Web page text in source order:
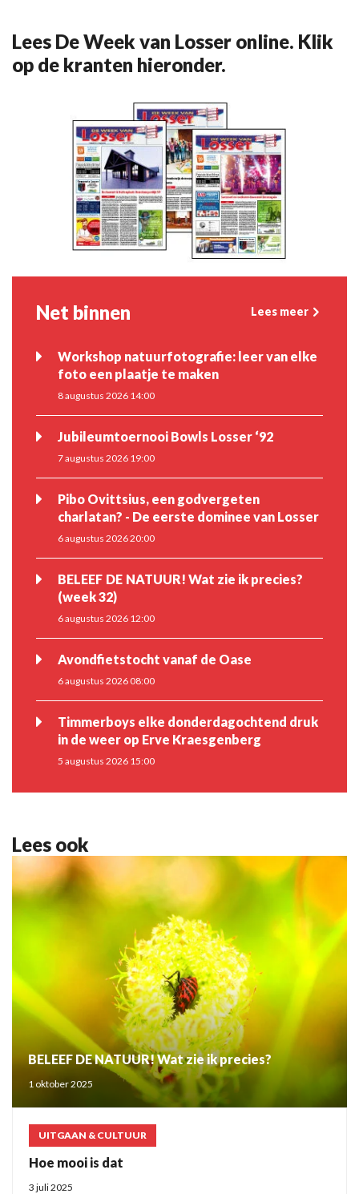
Lees De Week van Losser online. Klik
op de kranten hieronder.
Net binnen Lees meer
Workshop natuurfotografie: leer van elke
foto een plaatje te maken
8 augustus 2026 14:00
Jubileumtoernooi Bowls Losser ‘92
7 augustus 2026 19:00
Pibo Ovittsius, een godvergeten
charlatan? - De eerste dominee van Losser
6 augustus 2026 20:00
BELEEF DE NATUUR! Wat zie ik precies?
(week 32)
6 augustus 2026 12:00
Avondfietstocht vanaf de Oase
6 augustus 2026 08:00
Timmerboys elke donderdagochtend druk
in de weer op Erve Kraesgenberg
5 augustus 2026 15:00
Lees ook
BELEEF DE NATUUR! Wat zie ik precies?
1 oktober 2025
UITGAAN & CULTUUR
Hoe mooi is dat
3 juli 2025